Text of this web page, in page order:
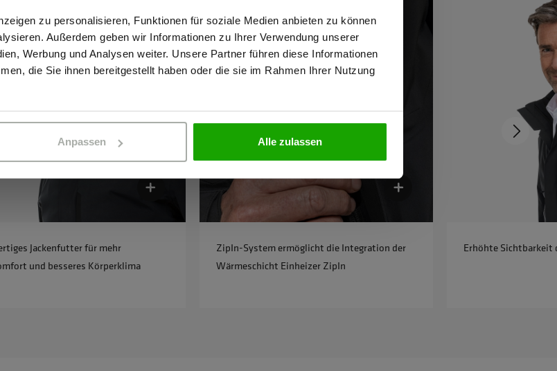
zu personalisieren, Funktionen für soziale Medien anbieten zu können
Außerdem geben wir Informationen zu Ihrer Verwendung unserer
Werbung und Analysen weiter. Unsere Partner führen diese Informationen
die Sie ihnen bereitgestellt haben oder die sie im Rahmen Ihrer Nutzung
Anpassen Alle zulassen
Jackenfutter für mehr
und besseres Körperklima
ZipIn-System ermöglicht die Integration der
Wärmeschicht Einheizer ZipIn
Erhöhte Sichtbarkeit
Gewerbetreibender bin. Alle Preise werden netto ausgewiesen.
PRIVATPERSON